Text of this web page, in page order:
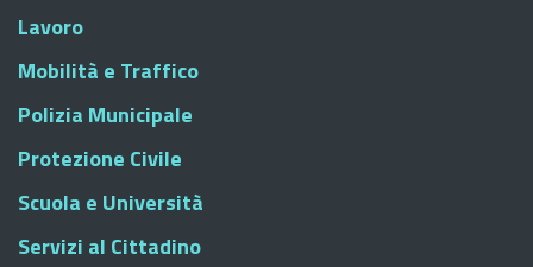
Lavoro
Mobilità e Traffico
Polizia Municipale
Protezione Civile
Scuola e Università
Servizi al Cittadino